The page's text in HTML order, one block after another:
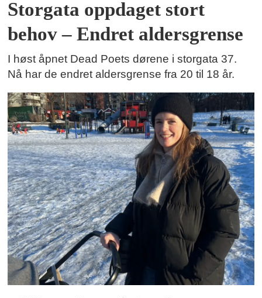
Storgata oppdaget stort
behov – Endret aldersgrense
I høst åpnet Dead Poets dørene i storgata 37.
Nå har de endret aldersgrense fra 20 til 18 år.